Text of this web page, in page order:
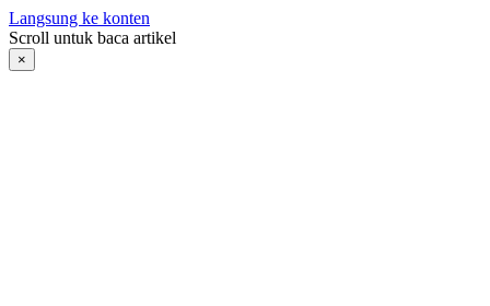
Langsung ke konten
Scroll untuk baca artikel
×